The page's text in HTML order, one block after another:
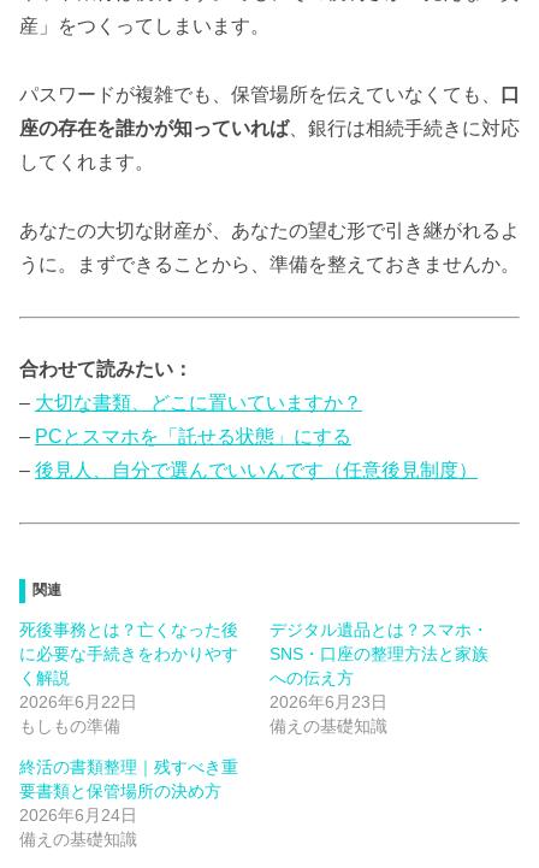
産」をつくってしまいます。
パスワードが複雑でも、保管場所を伝えていなくても、
口
座の存在を誰かが知っていれば、銀行は相続手続きに対応
してくれます。
あなたの大切な財産が、あなたの望む形で引き継がれるよ
うに。まずできることから、準備を整えておきませんか。
合わせて読みたい：
– 大切な書類、どこに置いていますか？
– PCとスマホを「託せる状態」にする
– 後見人、自分で選んでいいんです（任意後見制度）
関連
死後事務とは？亡くなった後
に必要な手続きをわかりやす
く解説
2026年6月22日
もしもの準備
デジタル遺品とは？スマホ・
SNS・口座の整理方法と家族
への伝え方
2026年6月23日
備えの基礎知識
終活の書類整理｜残すべき重
要書類と保管場所の決め方
2026年6月24日
備えの基礎知識